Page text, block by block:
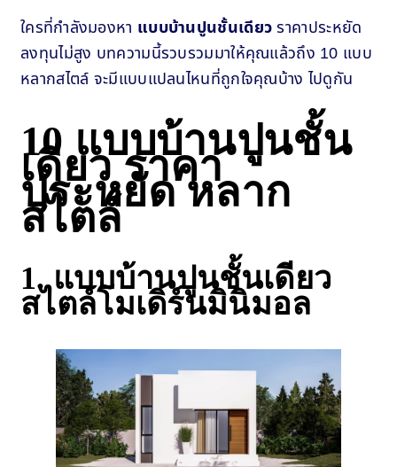
ใครที่กำลังมองหา แบบบ้านปูนชั้นเดียวราคาประหยัด
ลงทุนไม่สูง บทความนี้รวบรวมมาให้คุณแล้วถึง 10 แบบ
หลากสไตล์ จะมีแบบแปลนไหนที่ถูกใจคุณบ้าง ไปดูกัน
10 แบบบ้านปูนชั้น
เดียว ราคา
ประหยัด หลาก
สไตล์
1. แบบบ้านปูนชั้นเดียว
สไตล์โมเดิร์นมินิมอล